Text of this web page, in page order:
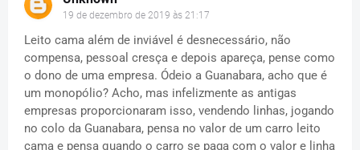
19 de dezembro de 2019 às 21:17
Leito cama além de inviável é desnecessário, não
compensa, pessoal cresça e depois apareça, pense como
o dono de uma empresa. Ódeio a Guanabara, acho que é
um monopólio? Acho, mas infelizmente as antigas
empresas proporcionaram isso, vendendo linhas, jogando
no colo da Guanabara, pensa no valor de um carro leito
cama e pensa quando o carro se paga com o valor e linha